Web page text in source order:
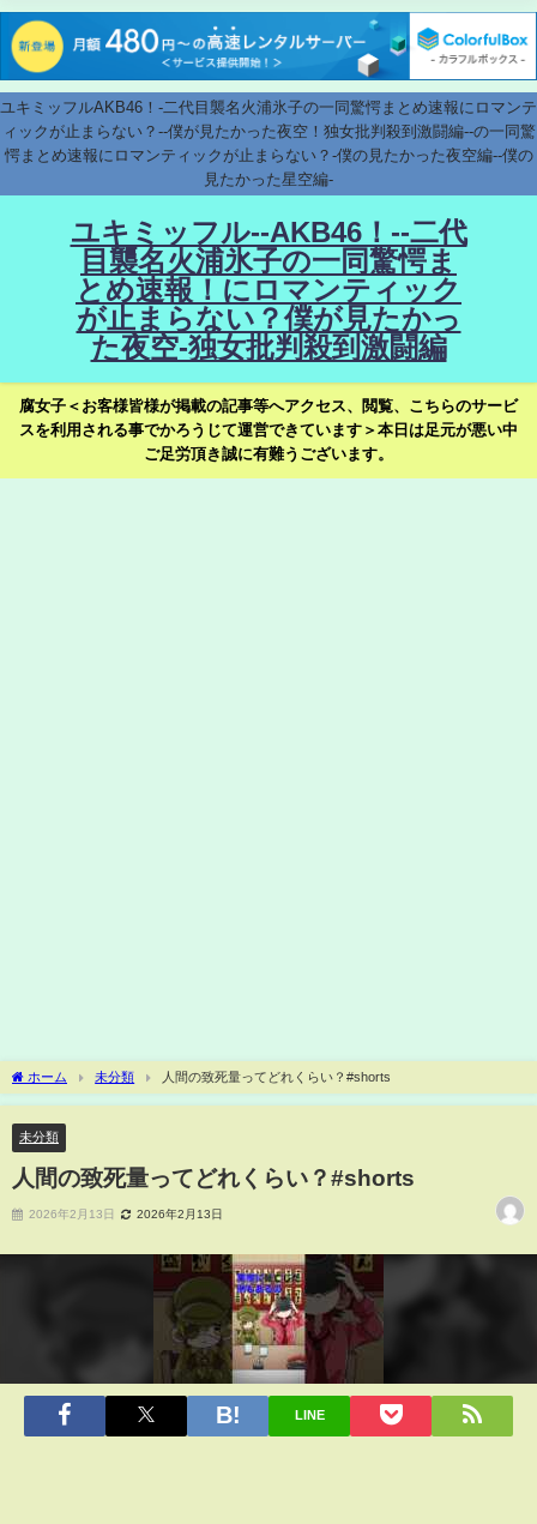
ユキミッフルAKB46！-二代目襲名火浦氷子の一同驚愕まとめ速報にロマンテ
ィックが止まらない？--僕が見たかった夜空！独女批判殺到激闘編--の一同驚
愕まとめ速報にロマンティックが止まらない？-僕の見たかった夜空編--僕の
見たかった星空編-
ユキミッフル--AKB46！--二代
目襲名火浦氷子の一同驚愕ま
とめ速報！にロマンティック
が止まらない？僕が見たかっ
た夜空-独女批判殺到激闘編
腐女子＜お客様皆様が掲載の記事等へアクセス、閲覧、こちらのサービ
スを利用される事でかろうじて運営できています＞本日は足元が悪い中
ご足労頂き誠に有難うございます。
ホーム 未分類 人間の致死量ってどれくらい？#shorts
未分類
人間の致死量ってどれくらい？#shorts
2026年2月13日 2026年2月13日
LINE